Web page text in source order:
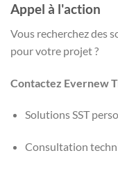
Appel à l'action
Vous recherchez des
pour votre projet ?
Contactez Evernew
Solutions SST
Consultation